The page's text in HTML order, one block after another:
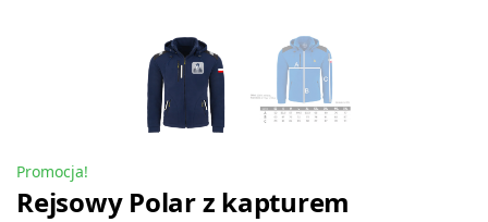
Promocja!
Rejsowy Polar z kapturem